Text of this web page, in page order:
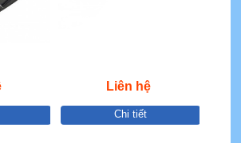
Liên hệ
Chi tiết